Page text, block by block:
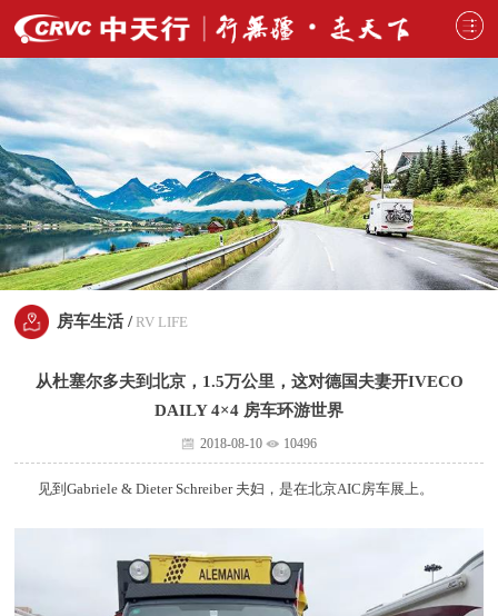
房车生活 / RV LIFE
从杜塞尔多夫到北京，1.5万公里，这对德国夫妻开IVECO
DAILY 4×4 房车环游世界
2018-08-10 10496
见到Gabriele & Dieter Schreiber 夫妇，是在北京AIC房车展上。